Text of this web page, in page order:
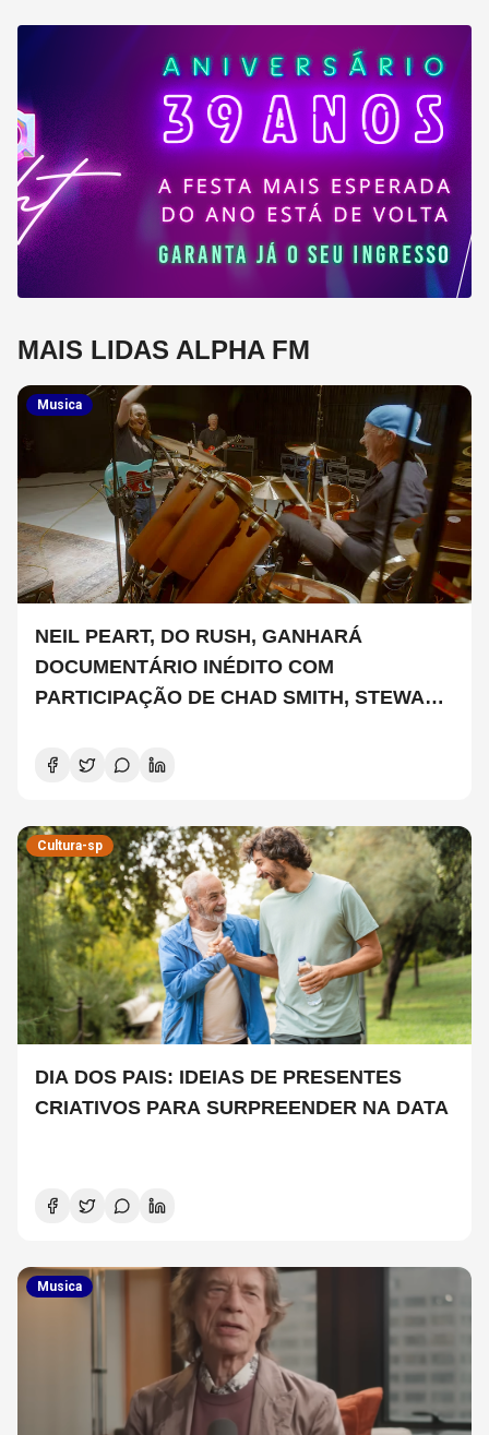
MAIS LIDAS ALPHA FM
Musica
NEIL PEART, DO RUSH, GANHARÁ
DOCUMENTÁRIO INÉDITO COM
PARTICIPAÇÃO DE CHAD SMITH, STEWART
Cultura-sp
DIA DOS PAIS: IDEIAS DE PRESENTES
CRIATIVOS PARA SURPREENDER NA DATA
Musica